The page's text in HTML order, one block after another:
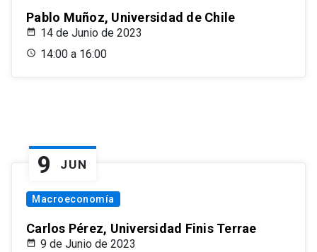
Pablo Muñoz, Universidad de Chile
14 de Junio de 2023
14:00 a 16:00
9 JUN
Macroeconomía
Carlos Pérez, Universidad Finis Terrae
9 de Junio de 2023